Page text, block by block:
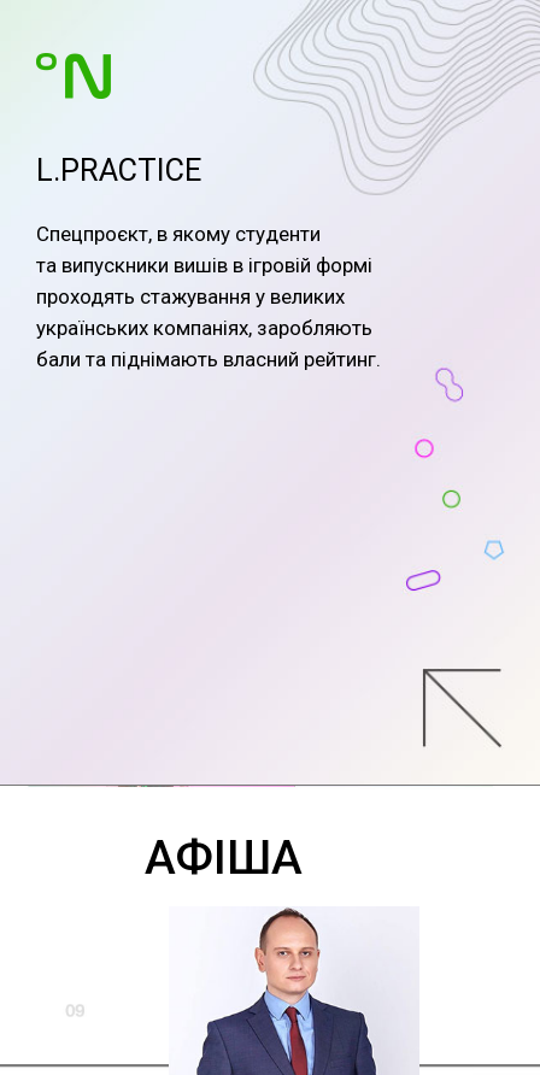
L.PRACTICE
Спецпроєкт, в якому студенти
та випускники вишів в ігровій формі
проходять стажування у великих
українських компаніях, заробляють
бали та піднімають власний рейтинг.
АФІША